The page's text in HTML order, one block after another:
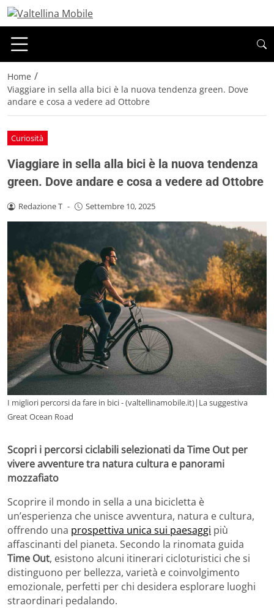
Home /
Viaggiare in sella alla bici è la nuova tendenza green. Dove
andare e cosa a vedere ad Ottobre
Curiosità
Viaggiare in sella alla bici è la nuova tendenza
green. Dove andare e cosa a vedere ad Ottobre
Redazione T - Settembre 10, 2025
I migliori percorsi da fare in bici - (valtellinamobile.it)|La suggestiva
Great Ocean Road
Scopri i percorsi ciclabili selezionati da Time Out per
vivere avventure tra natura cultura e panorami
mozzafiato
Scoprire il mondo in sella a una bicicletta è
un’esperienza che unisce avventura, natura e cultura,
offrendo una prospettiva unica sui paesaggi più
affascinanti del pianeta. Secondo la rinomata guida
Time Out, esistono alcuni itinerari cicloturistici che si
distinguono per bellezza, varietà e coinvolgimento
emozionale, perfetti per chi desidera esplorare luoghi
straordinari pedalando.